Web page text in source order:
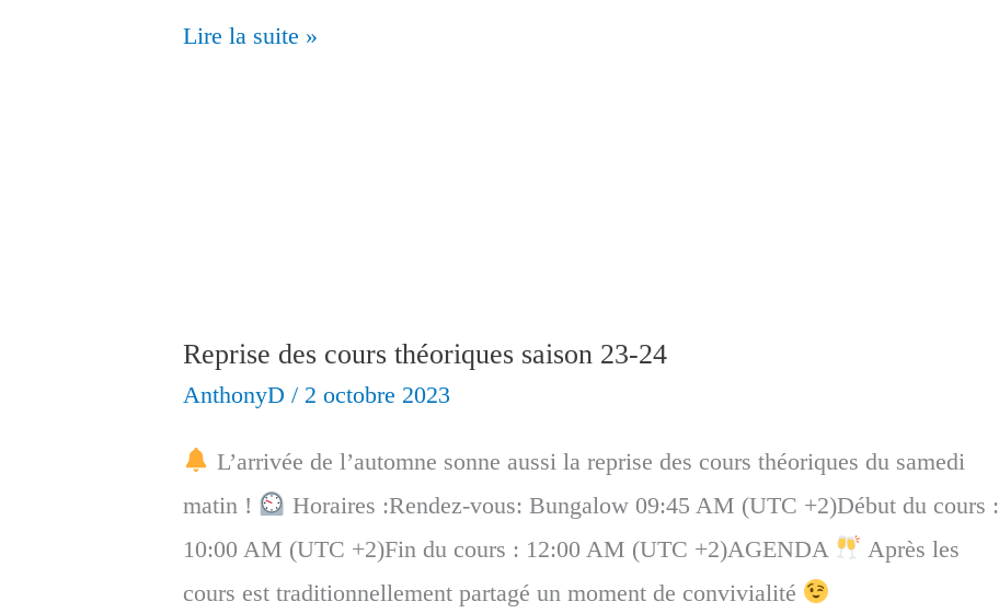
Lire la suite »
Reprise des cours théoriques saison 23-24
AnthonyD / 2 octobre 2023
L’arrivée de l’automne sonne aussi la reprise des cours théoriques du samedi
matin !
Horaires :Rendez-vous: Bungalow 09:45 AM (UTC +2)Début du cours :
10:00 AM (UTC +2)Fin du cours : 12:00 AM (UTC +2)AGENDA
Après les
cours est traditionnellement partagé un moment de convivialité